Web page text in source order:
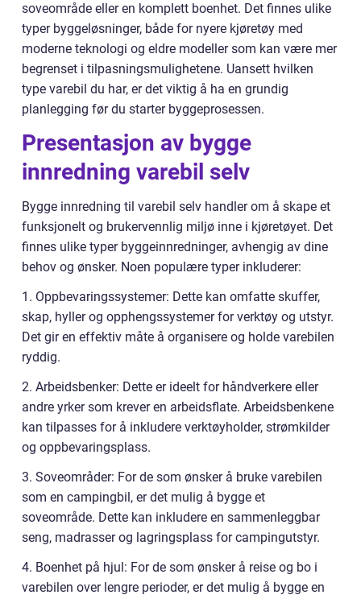
soveområde eller en komplett boenhet. Det finnes ulike
typer byggeløsninger, både for nyere kjøretøy med
moderne teknologi og eldre modeller som kan være mer
begrenset i tilpasningsmulighetene. Uansett hvilken
type varebil du har, er det viktig å ha en grundig
planlegging før du starter byggeprosessen.
Presentasjon av bygge
innredning varebil selv
Bygge innredning til varebil selv handler om å skape et
funksjonelt og brukervennlig miljø inne i kjøretøyet. Det
finnes ulike typer byggeinnredninger, avhengig av dine
behov og ønsker. Noen populære typer inkluderer:
1. Oppbevaringssystemer: Dette kan omfatte skuffer,
skap, hyller og opphengssystemer for verktøy og utstyr.
Det gir en effektiv måte å organisere og holde varebilen
ryddig.
2. Arbeidsbenker: Dette er ideelt for håndverkere eller
andre yrker som krever en arbeidsflate. Arbeidsbenkene
kan tilpasses for å inkludere verktøyholder, strømkilder
og oppbevaringsplass.
3. Soveområder: For de som ønsker å bruke varebilen
som en campingbil, er det mulig å bygge et
soveområde. Dette kan inkludere en sammenleggbar
seng, madrasser og lagringsplass for campingutstyr.
4. Boenhet på hjul: For de som ønsker å reise og bo i
varebilen over lengre perioder, er det mulig å bygge en